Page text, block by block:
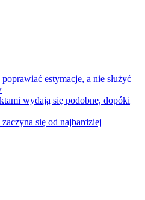
estymacje, a nie służyć
wydają się podobne, dopóki
się od najbardziej